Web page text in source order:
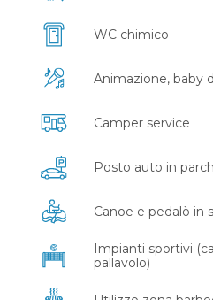
WC chimico
Animazione, baby
Camper service
Posto auto in
Canoe e pedalò in
Impianti sportivi
pallavolo)